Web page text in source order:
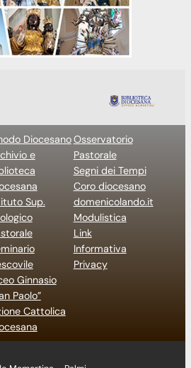
Diocesano
e
Sup.
Ginnasio
Paolo”
Cattolica
Osservatorio
Pastorale
Segni dei Tempi
Coro diocesano
domenicolando.it
Modulistica
Link
Informativa
Privacy